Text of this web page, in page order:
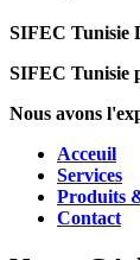
SIFEC Tunisie
SIFEC Tunisie
Nous avons
Acceuil
Services
Produits
Contact